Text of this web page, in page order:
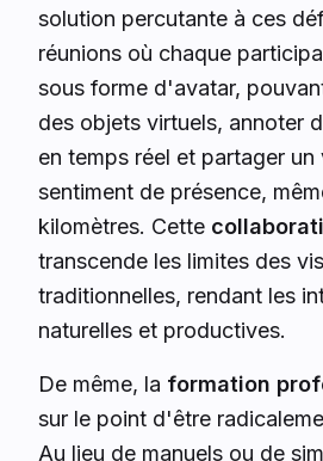
solution percutante à ces
réunions où chaque
sous forme d'avatar,
des objets virtuels, annoter
en temps réel et partager un
sentiment de présence,
kilomètres. Cette
transcende les limites des
traditionnelles, rendant les
naturelles et productives.
De même, la formation
sur le point d'être
Au lieu de manuels ou de